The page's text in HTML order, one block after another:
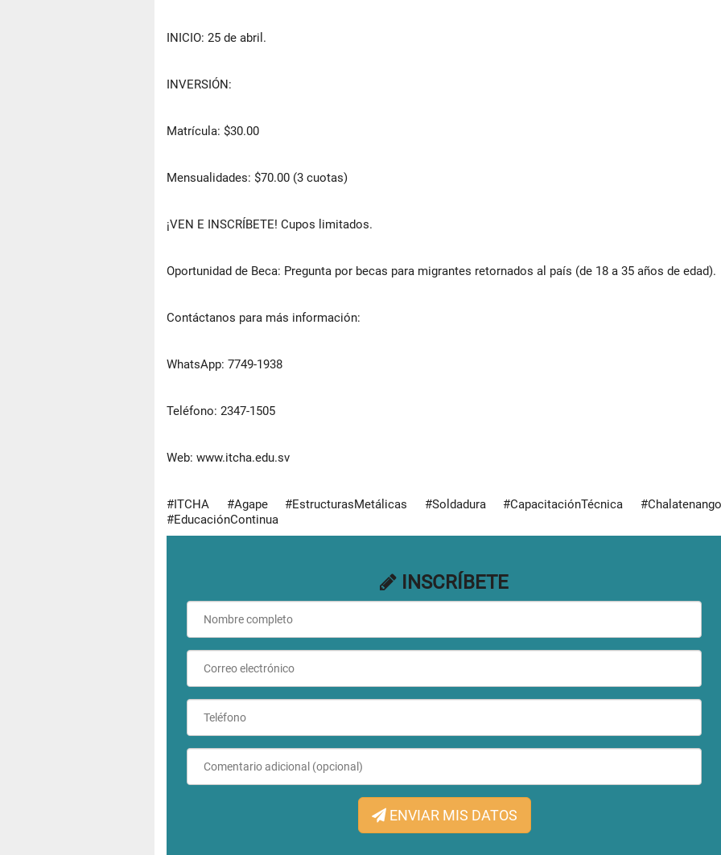
INICIO: 25 de abril.
INVERSIÓN:
Matrícula: $30.00
Mensualidades: $70.00 (3 cuotas)
¡VEN E INSCRÍBETE! Cupos limitados.
Oportunidad de Beca: Pregunta por becas para migrantes retornados al país (de 18 a 35 años de edad).
Contáctanos para más información:
WhatsApp: 7749-1938
Teléfono: 2347-1505
Web: www.itcha.edu.sv
#ITCHA #Agape #EstructurasMetálicas #Soldadura #CapacitaciónTécnica #Chalatenango
#EducaciónContinua
INSCRÍBETE
ENVIAR MIS DATOS